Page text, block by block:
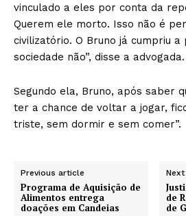
vinculado a eles por conta da
Querem ele morto. Isso não é
civilizatório. O Bruno já cumpriu a
sociedade não”, disse a advogada.
Segundo ela, Bruno, após saber
ter a chance de voltar a jogar,
triste, sem dormir e sem comer”.
Previous article
Programa de Aquisição de
Alimentos entrega
doações em Candeias
de
de